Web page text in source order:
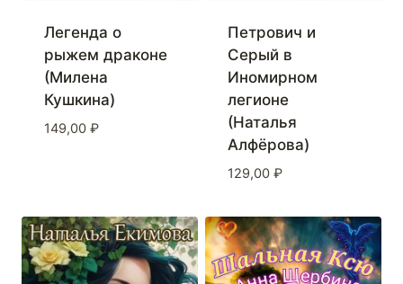
Легенда о
рыжем драконе
(Милена
Кушкина)
149,00 ₽
Петрович и
Серый в
Иномирном
легионе
(Наталья
Алфёрова)
129,00 ₽